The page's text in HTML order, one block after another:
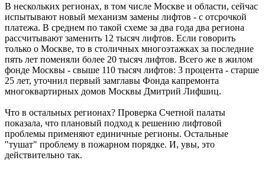
В нескольких регионах, в том числе Москве и области, сейчас
испытывают новый механизм замены лифтов - с отсрочкой
платежа. В среднем по такой схеме за два года два региона
рассчитывают заменить 12 тысяч лифтов. Если говорить
только о Москве, то в столичных многоэтажках за последние
пять лет поменяли более 20 тысяч лифтов. Всего же в жилом
фонде Москвы - свыше 110 тысяч лифтов: 3 процента - старше
25 лет, уточнил первый замглавы Фонда капремонта
многоквартирных домов Москвы Дмитрий Лифшиц.
Что в остальных регионах? Проверка Счетной палаты
показала, что плановый подход к решению лифтовой
проблемы применяют единичные регионы. Остальные
"тушат" проблему в пожарном порядке. И, увы, это
действительно так.